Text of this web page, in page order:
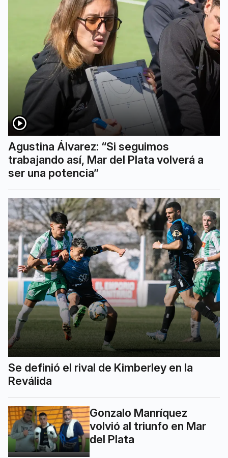
Agustina Álvarez: “Si seguimos
trabajando así, Mar del Plata volverá a
ser una potencia”
Se definió el rival de Kimberley en la
Reválida
Gonzalo Manríquez
volvió al triunfo en Mar
del Plata